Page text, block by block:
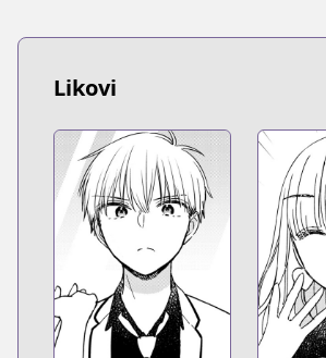
Likovi